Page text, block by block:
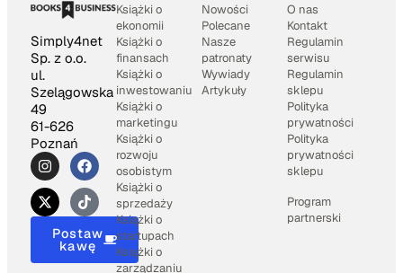
Simply4net
Sp. z o.o.
ul.
Szelągowska
49
61-626
Poznań
Postaw
kawę
Książki o
ekonomii
Książki o
finansach
Książki o
inwestowaniu
Książki o
marketingu
Książki o
rozwoju
osobistym
Książki o
sprzedaży
Książki o
startupach
Książki o
zarządzaniu
Nowości
Polecane
Nasze
patronaty
Wywiady
Artykuły
O nas
Kontakt
Regulamin
serwisu
Regulamin
sklepu
Polityka
prywatności
Polityka
prywatności
sklepu
Program
partnerski